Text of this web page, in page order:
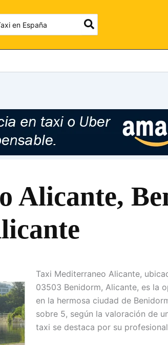
Alicante,
Taxi Mediterraneo Alicante,
03503 Benidorm, Alicante, es la
en la hermosa ciudad de
sobre 5, según la valoración de
taxi se destaca por su